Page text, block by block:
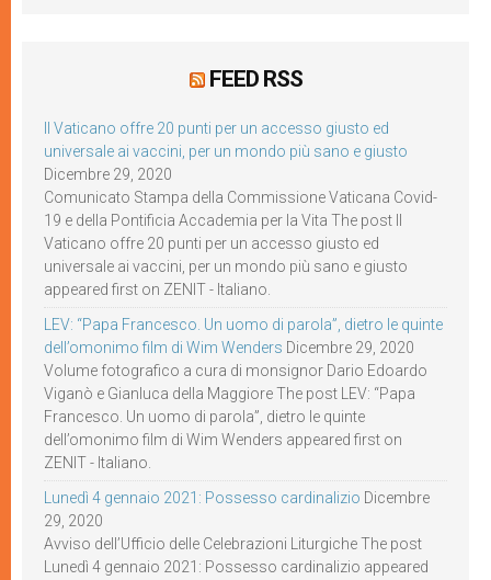
FEED RSS
Il Vaticano offre 20 punti per un accesso giusto ed
universale ai vaccini, per un mondo più sano e giusto
Dicembre 29, 2020
Comunicato Stampa della Commissione Vaticana Covid-
19 e della Pontificia Accademia per la Vita The post Il
Vaticano offre 20 punti per un accesso giusto ed
universale ai vaccini, per un mondo più sano e giusto
appeared first on ZENIT - Italiano.
LEV: “Papa Francesco. Un uomo di parola”, dietro le quinte
dell’omonimo film di Wim Wenders Dicembre 29, 2020
Volume fotografico a cura di monsignor Dario Edoardo
Viganò e Gianluca della Maggiore The post LEV: “Papa
Francesco. Un uomo di parola”, dietro le quinte
dell’omonimo film di Wim Wenders appeared first on
ZENIT - Italiano.
Lunedì 4 gennaio 2021: Possesso cardinalizio Dicembre
29, 2020
Avviso dell’Ufficio delle Celebrazioni Liturgiche The post
Lunedì 4 gennaio 2021: Possesso cardinalizio appeared